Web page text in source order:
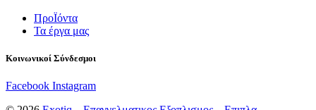
ΠροΪόντα
Τα έργα μας
Κοινωνικοί Σύνδεσμοι
Facebook Instagram